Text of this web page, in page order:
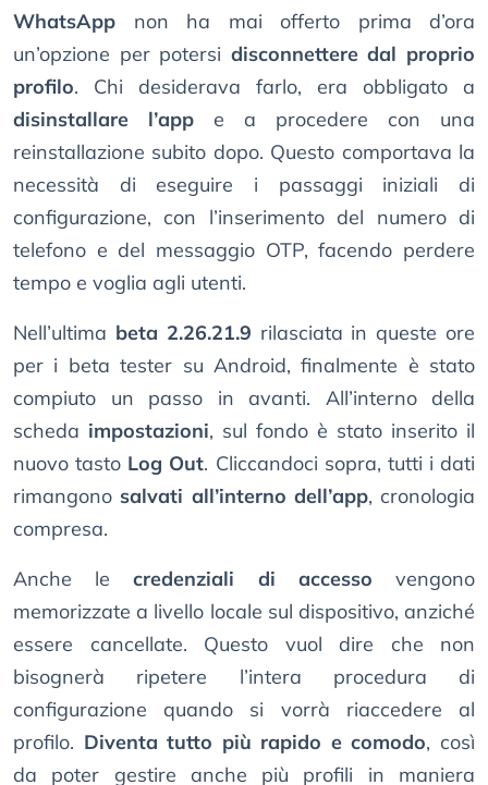
WhatsApp non ha mai offerto prima d’ora
un’opzione per potersi disconnettere dal proprio
profilo. Chi desiderava farlo, era obbligato a
disinstallare l’app e a procedere con una
reinstallazione subito dopo. Questo comportava la
necessità di eseguire i passaggi iniziali di
configurazione, con l’inserimento del numero di
telefono e del messaggio OTP, facendo perdere
tempo e voglia agli utenti.
Nell’ultima beta 2.26.21.9 rilasciata in queste ore
per i beta tester su Android, finalmente è stato
compiuto un passo in avanti. All’interno della
scheda impostazioni, sul fondo è stato inserito il
nuovo tasto Log Out. Cliccandoci sopra, tutti i dati
rimangono salvati all’interno dell’app, cronologia
compresa.
Anche lecredenziali di accesso vengono
memorizzate a livello locale sul dispositivo, anziché
essere cancellate. Questo vuol dire che non
bisognerà ripetere l’intera procedura di
configurazione quando si vorrà riaccedere al
profilo. Diventa tutto più rapido e comodo, così
da poter gestire anche più profili in maniera